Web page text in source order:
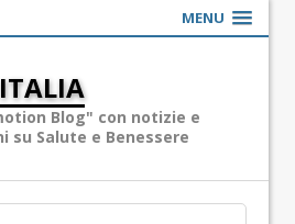
MENU
Blog" con notizie e
su Salute e Benessere